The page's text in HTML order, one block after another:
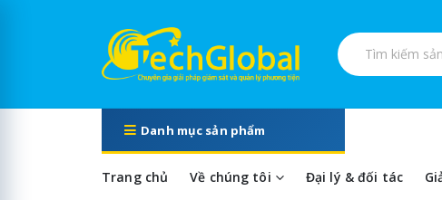
Tìm kiếm sản phẩm
Danh mục sản phẩm
Trang chủ Về chúng tôi Đại lý & đối tác